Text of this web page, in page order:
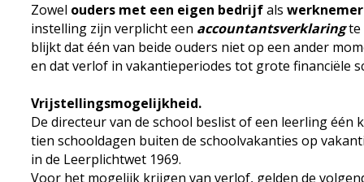
Zowel ouders met een eigen bedrijfals
instelling zijn verplicht een accountantsverklaringte
blijkt dat één van beide ouders niet op een ander
en dat verlof in vakantieperiodes tot grote financiële
Vrijstellingsmogelijkheid.
De directeur van de school beslist of een leerling één
tien schooldagen buiten de schoolvakanties op
in de Leerplichtwet 1969.
Voor het mogelijk krijgen van verlof, gelden de